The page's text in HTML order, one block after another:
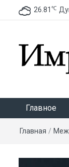
26.81 ℃
Главное
Главная /